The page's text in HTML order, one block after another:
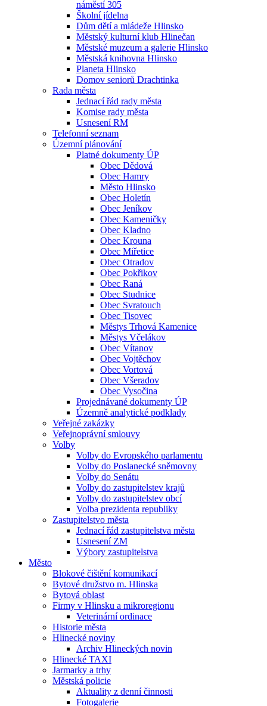
náměstí 305
Školní jídelna
Dům dětí a mládeže Hlinsko
Městský kulturní klub Hlinečan
Městské muzeum a galerie Hlinsko
Městská knihovna Hlinsko
Planeta Hlinsko
Domov seniorů Drachtinka
Rada města
Jednací řád rady města
Komise rady města
Usnesení RM
Telefonní seznam
Územní plánování
Platné dokumenty ÚP
Obec Dědová
Obec Hamry
Město Hlinsko
Obec Holetín
Obec Jeníkov
Obec Kameničky
Obec Kladno
Obec Krouna
Obec Miřetice
Obec Otradov
Obec Pokřikov
Obec Raná
Obec Studnice
Obec Svratouch
Obec Tisovec
Městys Trhová Kamenice
Městys Včelákov
Obec Vítanov
Obec Vojtěchov
Obec Vortová
Obec Všeradov
Obec Vysočina
Projednávané dokumenty ÚP
Územně analytické podklady
Veřejné zakázky
Veřejnoprávní smlouvy
Volby
Volby do Evropského parlamentu
Volby do Poslanecké sněmovny
Volby do Senátu
Volby do zastupitelstev krajů
Volby do zastupitelstev obcí
Volba prezidenta republiky
Zastupitelstvo města
Jednací řád zastupitelstva města
Usnesení ZM
Výbory zastupitelstva
Město
Blokové čištění komunikací
Bytové družstvo m. Hlinska
Bytová oblast
Firmy v Hlinsku a mikroregionu
Veterinární ordinace
Historie města
Hlinecké noviny
Archiv Hlineckých novin
Hlinecké TAXI
Jarmarky a trhy
Městská policie
Aktuality z denní činnosti
Fotogalerie